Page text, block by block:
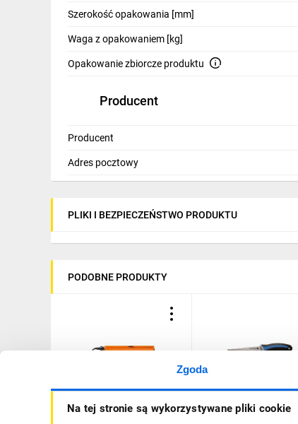
Zgoda
Na tej stronie są wykorzystywane pliki cookie
Szerokość opakowania [mm]
Waga z opakowaniem [kg]
Opakowanie zbiorcze produktu
Producent
Producent
Adres pocztowy
PLIKI I BEZPIECZEŃSTWO PRODUKTU
PODOBNE PRODUKTY
Gratownik do rur 02-066
Piła do płyt G-K, ostrze
długości 150mm